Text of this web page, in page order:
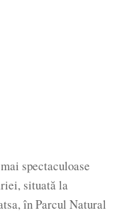
spectaculoase
situată la
în Parcul Natural